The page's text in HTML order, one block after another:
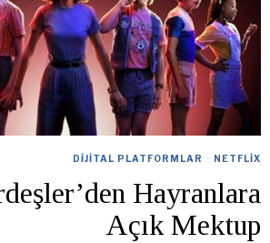
DIJITAL PLATFORMLAR · NETFLIX
Hayranlara
Açık Mektup